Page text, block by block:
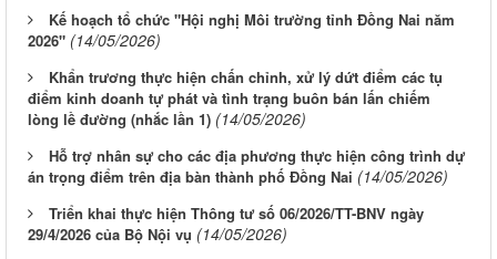
Kế hoạch tổ chức "Hội nghị Môi trường tỉnh Đồng Nai năm
2026" (14/05/2026)
Khẩn trương thực hiện chấn chỉnh, xử lý dứt điểm các tụ
điểm kinh doanh tự phát và tình trạng buôn bán lấn chiếm
lòng lề đường (nhắc lần 1) (14/05/2026)
Hỗ trợ nhân sự cho các địa phương thực hiện công trình dự
án trọng điểm trên địa bàn thành phố Đồng Nai (14/05/2026)
Triển khai thực hiện Thông tư số 06/2026/TT-BNV ngày
29/4/2026 của Bộ Nội vụ (14/05/2026)